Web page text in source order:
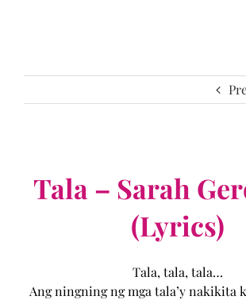
Tala – Sarah
(Lyrics)
Tala, tala, tala…
Ang ningning ng mga tala’y nakikita